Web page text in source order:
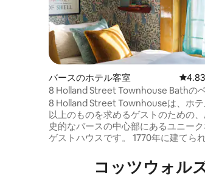
バースのホテル客室 レビ
8 Holland Street Townhouse Bathの
ドルーム3
8 Holland Street Townhouseは、ホ
以上のものを求めるゲストのための
史的なバースの中心部にあるユニー
ゲストハウスです。 1770年に建てられ、8
巧みに修復されたこのタウンハウスに
は、それぞれユニークな特徴を持つ3
コッツウォル